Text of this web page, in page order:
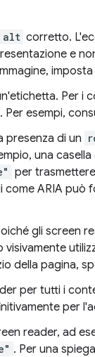
alt corretto.
e
Per i
. Per esempi,
presenza di un
una
per
ARIA può
gli screen
della pagina,
per tutti i
per
reader, ad
. Per una